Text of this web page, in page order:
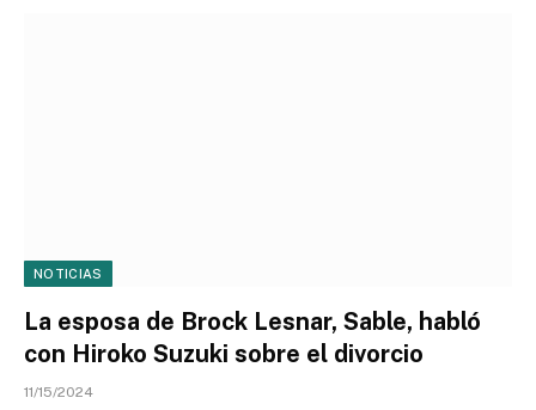
NOTICIAS
La esposa de Brock Lesnar, Sable, habló
con Hiroko Suzuki sobre el divorcio
11/15/2024